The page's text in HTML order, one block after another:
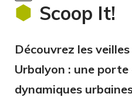
Scoop It!
Découvrez les
Urbalyon : une
dynamiques